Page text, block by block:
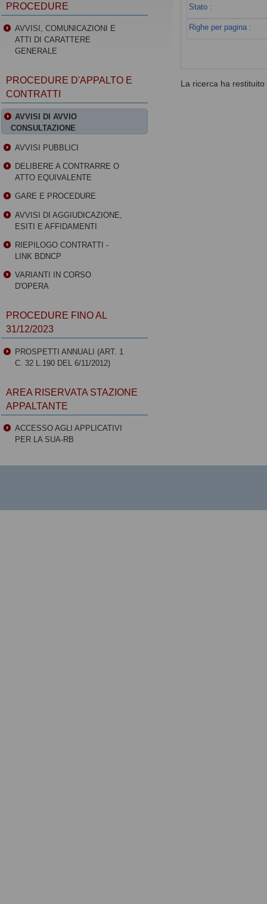
Stato :
Righe per pagina :
La ricerca ha restituito
PROCEDURE
AVVISI, COMUNICAZIONI E
ATTI DI CARATTERE
GENERALE
PROCEDURE D'APPALTO E
CONTRATTI
AVVISI DI AVVIO
CONSULTAZIONE
AVVISI PUBBLICI
DELIBERE A CONTRARRE O
ATTO EQUIVALENTE
GARE E PROCEDURE
AVVISI DI AGGIUDICAZIONE,
ESITI E AFFIDAMENTI
RIEPILOGO CONTRATTI -
LINK BDNCP
VARIANTI IN CORSO
D'OPERA
PROCEDURE FINO AL
31/12/2023
PROSPETTI ANNUALI (ART. 1
C. 32 L.190 DEL 6/11/2012)
AREA RISERVATA STAZIONE
APPALTANTE
ACCESSO AGLI APPLICATIVI
PER LA SUA-RB